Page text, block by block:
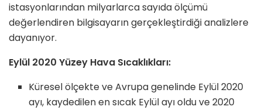
istasyonlarından milyarlarca sayıda ölçümü
değerlendiren bilgisayarın gerçekleştirdiği analizlere
dayanıyor.
Eylül 2020 Yüzey Hava Sıcaklıkları:
Küresel ölçekte ve Avrupa genelinde Eylül 2020
ayı, kaydedilen en sıcak Eylül ayı oldu ve 2020